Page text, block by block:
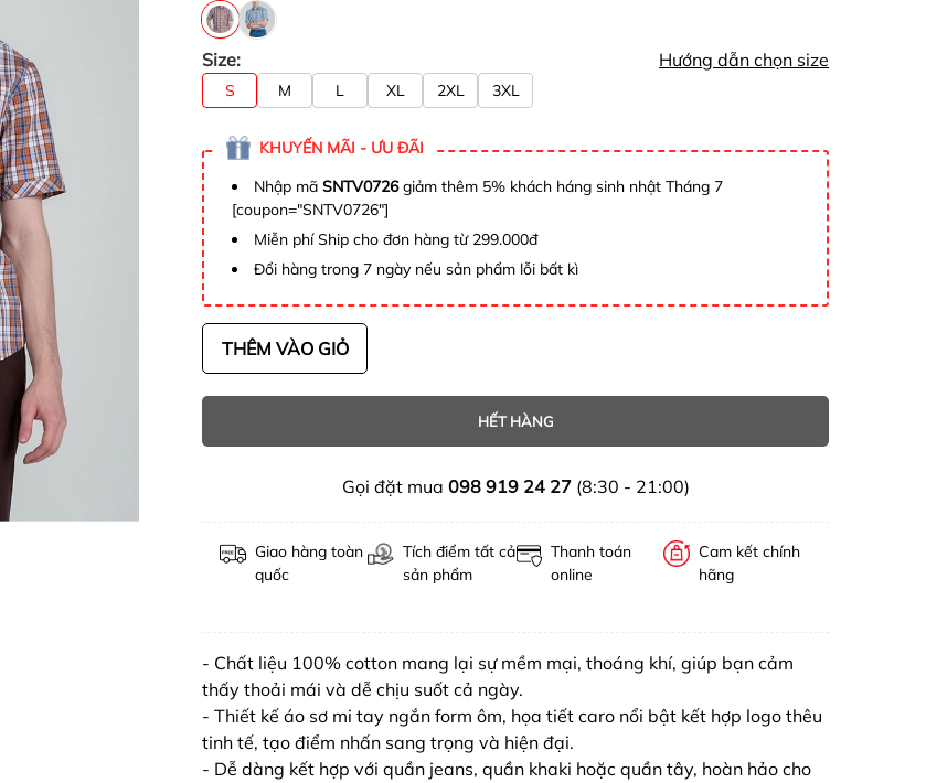
Size: Hướng dẫn chọn size
S M L XL 2XL 3XL
KHUYẾN MÃI - ƯU ĐÃI
Nhập mã SNTV0726giảm thêm 5% khách háng sinh nhật Tháng 7
[coupon="SNTV0726"]
Miễn phí Ship cho đơn hàng từ 299.000đ
Đổi hàng trong 7 ngày nếu sản phẩm lỗi bất kì
THÊM VÀO GIỎ
HẾT HÀNG
Gọi đặt mua 098 919 24 27(8:30 - 21:00)
Giao hàng toàn
quốc
Tích điểm tất cả
sản phẩm
Thanh toán
online
Cam kết chính
hãng
- Chất liệu 100% cotton mang lại sự mềm mại, thoáng khí, giúp bạn cảm
thấy thoải mái và dễ chịu suốt cả ngày.
- Thiết kế áo sơ mi tay ngắn form ôm, họa tiết caro nổi bật kết hợp logo thêu
tinh tế, tạo điểm nhấn sang trọng và hiện đại.
- Dễ dàng kết hợp với quần jeans, quần khaki hoặc quần tây, hoàn hảo cho